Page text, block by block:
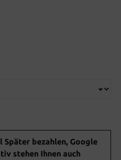
Später bezahlen, Google
stehen Ihnen auch